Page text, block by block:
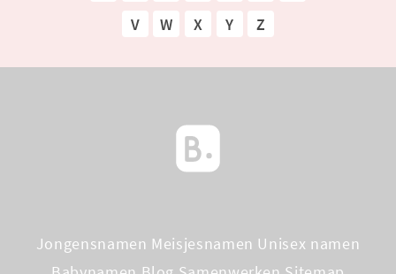
V
W X Y Z
Jongensnamen Meisjesnamen Unisex namen